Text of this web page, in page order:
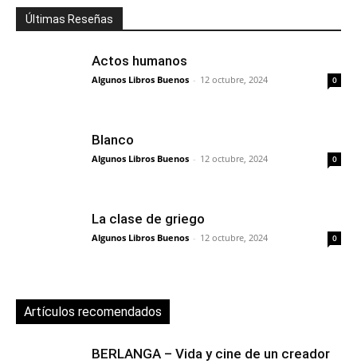
Últimas Reseñas
Actos humanos
Algunos Libros Buenos - 12 octubre, 2024 0
Blanco
Algunos Libros Buenos - 12 octubre, 2024 0
La clase de griego
Algunos Libros Buenos - 12 octubre, 2024 0
Artículos recomendados
BERLANGA – Vida y cine de un creador